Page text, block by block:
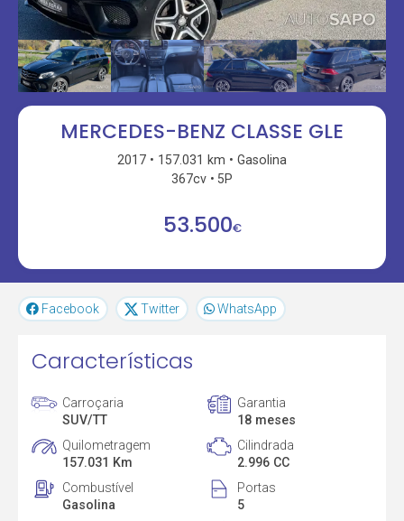
MERCEDES-BENZ CLASSE GLE
2017 157.031 km
Gasolina
367cv
5P
53.500€
Facebook Twitter WhatsApp
Características
Carroçaria
SUV/TT
Garantia
18 meses
Quilometragem
157.031 Km
Cilindrada
2.996 CC
Combustível
Gasolina
Portas
5